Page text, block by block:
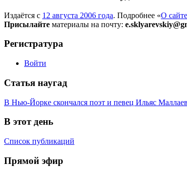
Издаётся с 12 августа 2006 года. Подробнее «О сайте
Присылайте материалы на почту:
Регистратура
Войти
Статья наугад
В Нью-Йорке скончался поэт и певец Ильяс Маллаев
В этот день
Список публикаций
Прямой эфир